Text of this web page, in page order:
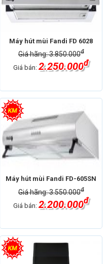
Máy hút mùi Fandi FD 6028
Giá hãng: 3.850.000đ
Giá bán:2.250.000đ
Máy hút mùi Fandi FD-605SN
Giá hãng: 3.550.000đ
Giá bán:2.200.000đ